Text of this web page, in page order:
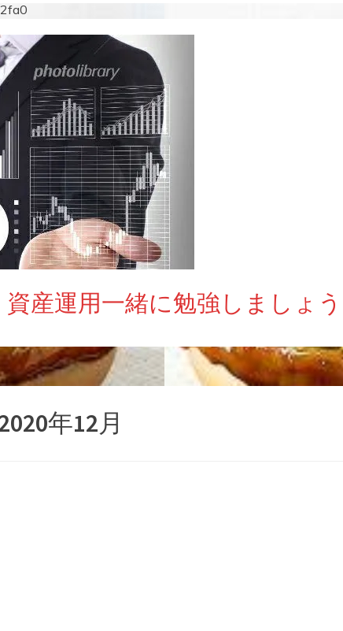
産運用一緒に勉強しましょ
年12月